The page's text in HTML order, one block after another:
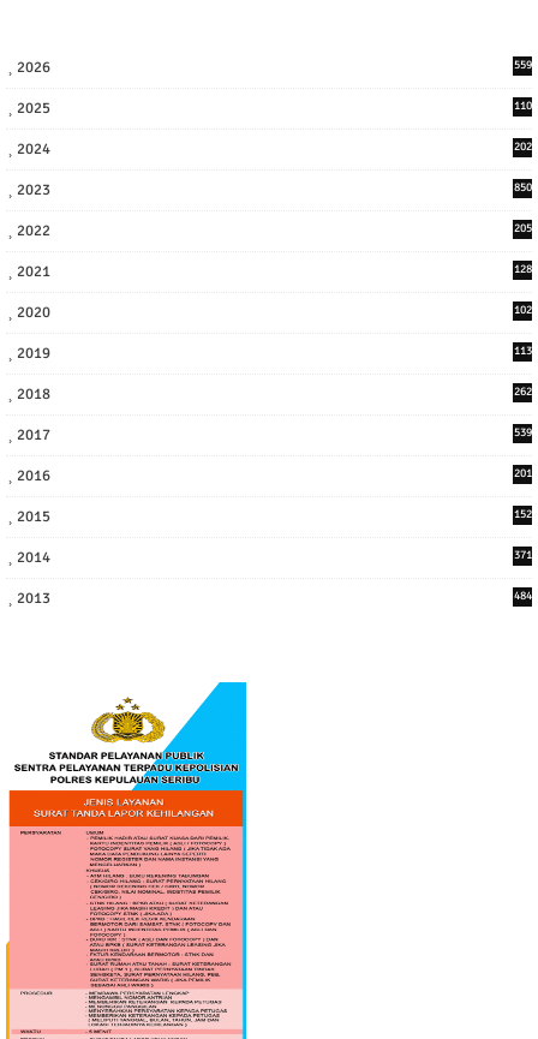
2026 559
2025
110
2024
202
2023 850
2022
205
2021
128
2020
102
2019
113
2018
262
2017
539
2016
201
2015 152
2014 371
2013 484